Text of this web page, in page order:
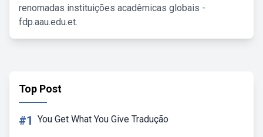
renomadas instituições acadêmicas globais -
fdp.aau.edu.et.
Top Post
#1 You Get What You Give Tradução